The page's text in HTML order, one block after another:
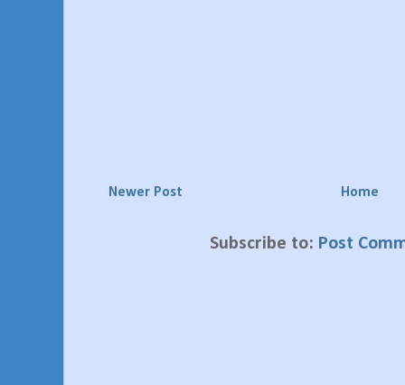
Newer Post Home
Subscribe to: Post